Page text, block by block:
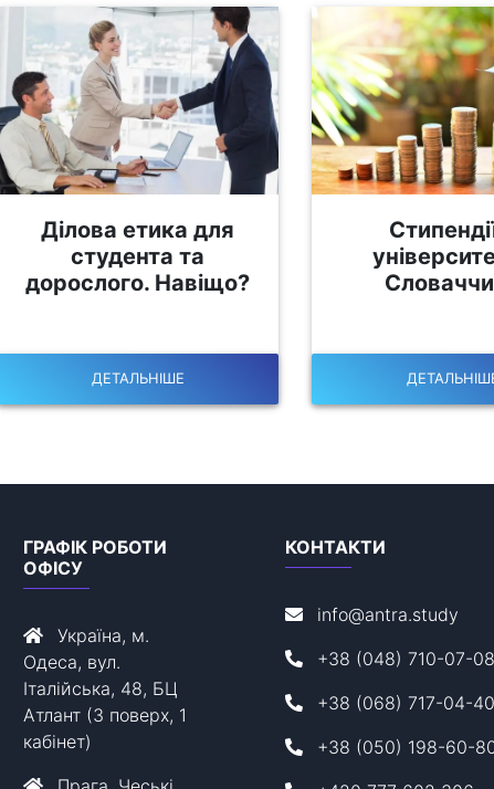
Ділова етика для
студента та
дорослого. Навіщо?
ДЕТАЛЬНІШЕ
ГРАФІК РОБОТИ
ОФІСУ
Україна, м.
Одеса, вул.
Італійська, 48, БЦ
Атлант (3 поверх, 1
кабінет)
КОНТАКТИ
info@antra.study
+38 (048) 710-07-08
+38 (068) 717-04-40
+38 (050) 198-60-